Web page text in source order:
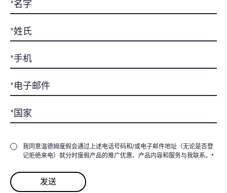
我同意温德姆度假会通过上述电话号码和/或电子邮件地址（无论是否登
记拒绝来电）就分时度假产品的推广优惠、产品内容和服务与我联系。*